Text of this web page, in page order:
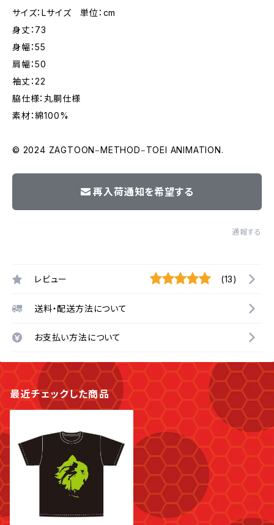
サイズ：Lサイズ 単位：cm
身丈：73
身幅：55
肩幅：50
袖丈：22
脇仕様：丸胴仕様
素材：綿100%
© 2024 ZAGTOON‒METHOD‒TOEI ANIMATION.
再入荷通知を希望する
通報する
レビュー (13)
送料・配送方法について
お支払い方法について
最近チェックした商品